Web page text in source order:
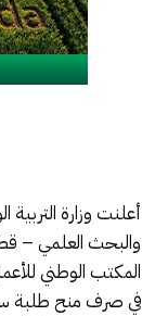
أعلنت وزارة التربية
والبحث العلمي –
المكتب الوطني